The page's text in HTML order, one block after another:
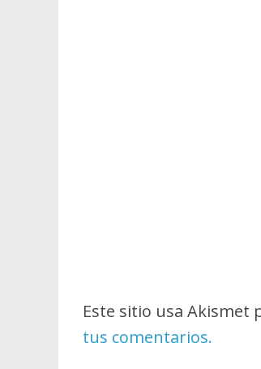
Este sitio usa Akismet
tus comentarios.